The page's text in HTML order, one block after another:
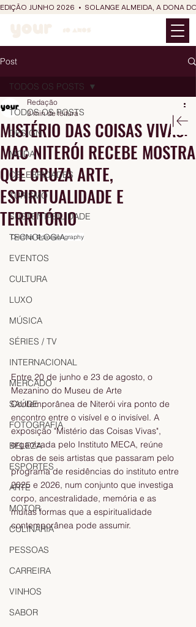
EDIÇÃO JUNHO 2026  •  SOLANGE ALMEIDA, A DONA
Post
TODOS OS POSTS
DESIGN
MODA
CELEBRIDADES
TURISMO
SUSTENTABILIDADE
TECNOLOGIA
EVENTOS
CULTURA
LUXO
MÚSICA
SÉRIES / TV
INTERNACIONAL
MERCADO
SAÚDE
FOTOGRAFIA
BELEZA
ESPORTES
ARTE
MOTOR
CULINÁRIA
PESSOAS
CARREIRA
VINHOS
SABOR
TODOS OS POSTS
MISTÉRIO DAS COISAS VIVAS:
MAC NITERÓI RECEBE MOSTRA
QUE CRUZA ARTE,
ESPIRITUALIDADE E
TERRITÓRIO
Redação
3 min de leitura
Créditos @davisiongraphy
Entre 20 de junho e 23 de agosto, o
Mezanino do Museu de Arte
Contemporânea de Niterói vira ponto de
encontro entre o visível e o invisível. A
exposição "Mistério das Coisas Vivas",
organizada pelo Instituto MECA, reúne
obras de seis artistas que passaram pelo
programa de residências do instituto entre
2025 e 2026, num conjunto que investiga
corpo, ancestralidade, memória e as
muitas formas que a espiritualidade
contemporânea pode assumir.